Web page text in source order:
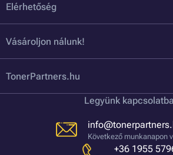
Elérhetőség
Vásároljon nálunk!
TonerPartners.hu
Legyünk
Következő munkanapon
+36 1955